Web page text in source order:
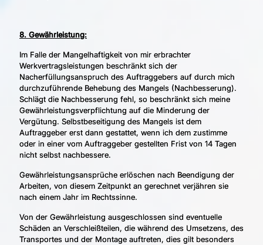
8. Gewährleistung:
Im Falle der Mangelhaftigkeit von mir erbrachter
Werkvertragsleistungen beschränkt sich der
Nacherfüllungsanspruch des Auftraggebers auf durch mich
durchzuführende Behebung des Mangels (Nachbesserung).
Schlägt die Nachbesserung fehl, so beschränkt sich meine
Gewährleistungsverpflichtung auf die Minderung der
Vergütung. Selbstbeseitigung des Mangels ist dem
Auftraggeber erst dann gestattet, wenn ich dem zustimme
oder in einer vom Auftraggeber gestellten Frist von 14 Tagen
nicht selbst nachbessere.
Gewährleistungsansprüche erlöschen nach Beendigung der
Arbeiten, von diesem Zeitpunkt an gerechnet verjähren sie
nach einem Jahr im Rechtssinne.
Von der Gewährleistung ausgeschlossen sind eventuelle
Schäden an Verschleißteilen, die während des Umsetzens, des
Transportes und der Montage auftreten, dies gilt besonders